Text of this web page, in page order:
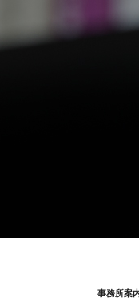
事務所案